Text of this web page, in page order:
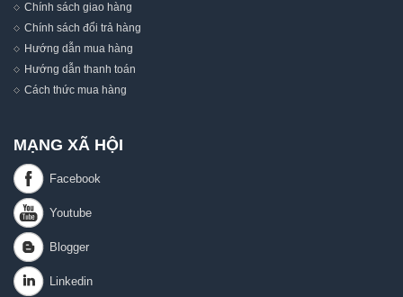
Chính sách giao hàng
Chính sách đổi trả hàng
Hướng dẫn mua hàng
Hướng dẫn thanh toán
Cách thức mua hàng
MẠNG XÃ HỘI